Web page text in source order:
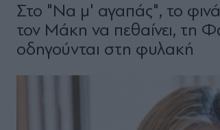
Στο "Να μ' αγαπάς", το
τον Μάκη να πεθαίνει, τη
οδηγούνται στη φυλακή